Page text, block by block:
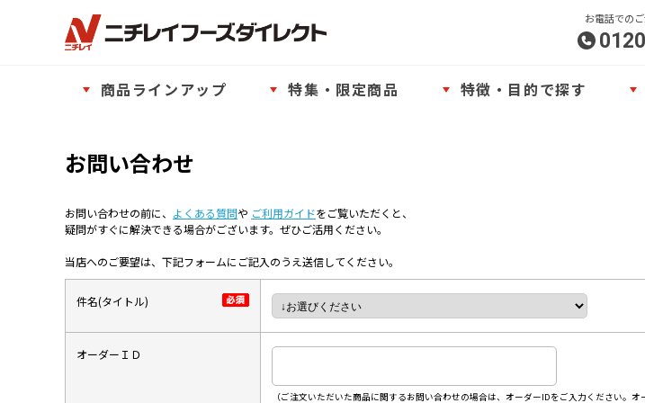
お電話での
商品ラインアップ 特集・限定商品 特徴・目的で探す
お問い合わせ
お問い合わせの前に、 よくある質問や ご利用ガイドをご覧いただくと、
疑問がすぐに解決できる場合がございます。ぜひご活用ください。
当店へのご要望は、下記フォームにご記入のうえ送信してください。
件名(タイトル)
オーダーＩＤ
（ご注文いただいた商品に関するお問い合わせの場合は、オーダーIDをご入力ください。